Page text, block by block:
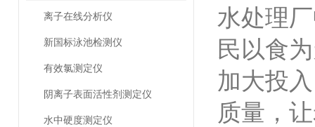
离子在线分析仪
新国标泳池检测仪
有效氯测定仪
阴离子表面活性剂测定仪
水中硬度测定仪
水处理
民以食
加大投
质量，